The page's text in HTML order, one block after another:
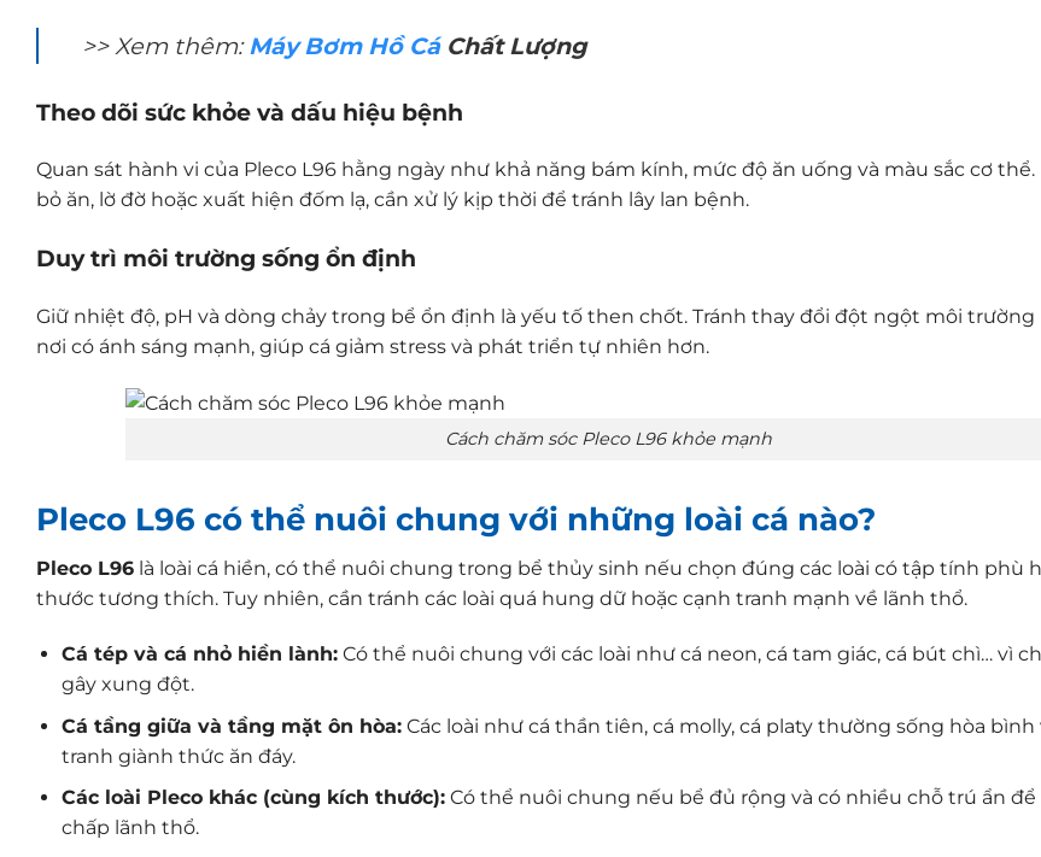
>> Xem thêm: Máy Bơm Hồ CáChất Lượng
Theo dõi sức khỏe và dấu hiệu bệnh
Quan sát hành vi của Pleco L96 hằng ngày như khả năng bám kính, mức độ ăn uống và màu sắc cơ thể.
bỏ ăn, lờ đờ hoặc xuất hiện đốm lạ, cần xử lý kịp thời để tránh lây lan bệnh.
Duy trì môi trường sống ổn định
Giữ nhiệt độ, pH và dòng chảy trong bể ổn định là yếu tố then chốt. Tránh thay đổi đột ngột môi trường
nơi có ánh sáng mạnh, giúp cá giảm stress và phát triển tự nhiên hơn.
Cách chăm sóc Pleco L96 khỏe mạnh
Pleco L96 có thể nuôi chung với những loài cá nào?
Pleco L96 là loài cá hiền, có thể nuôi chung trong bể thủy sinh nếu chọn đúng các loài có tập tính phù
thước tương thích. Tuy nhiên, cần tránh các loài quá hung dữ hoặc cạnh tranh mạnh về lãnh thổ.
Cá tép và cá nhỏ hiền lành:Có thể nuôi chung với các loài như cá neon, cá tam giác, cá bút chì… vì
gây xung đột.
Cá tầng giữa và tầng mặt ôn hòa:Các loài như cá thần tiên, cá molly, cá platy thường sống hòa bình
tranh giành thức ăn đáy.
Các loài Pleco khác (cùng kích thước):Có thể nuôi chung nếu bể đủ rộng và có nhiều chỗ trú ẩn
chấp lãnh thổ.